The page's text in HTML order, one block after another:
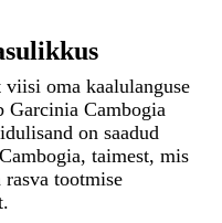
oma kaalulanguse
Garcinia Cambogia
on saadud
taimest, mis
tootmise